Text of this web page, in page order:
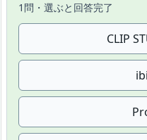
1問・選ぶと回答完了
CLIP